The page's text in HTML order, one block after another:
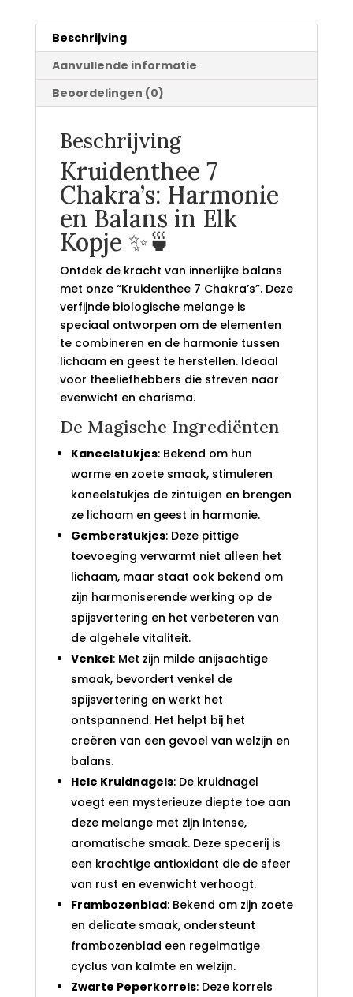
Beschrijving
Aanvullende informatie
Beoordelingen (0)
Beschrijving
Kruidenthee 7
Chakra’s: Harmonie
en Balans in Elk
Kopje ✨🍵
Ontdek de kracht van innerlijke balans
met onze “Kruidenthee 7 Chakra’s”. Deze
verfijnde biologische melange is
speciaal ontworpen om de elementen
te combineren en de harmonie tussen
lichaam en geest te herstellen. Ideaal
voor theeliefhebbers die streven naar
evenwicht en charisma.
De Magische Ingrediënten
Kaneelstukjes: Bekend om hun
warme en zoete smaak, stimuleren
kaneelstukjes de zintuigen en brengen
ze lichaam en geest in harmonie.
Gemberstukjes: Deze pittige
toevoeging verwarmt niet alleen het
lichaam, maar staat ook bekend om
zijn harmoniserende werking op de
spijsvertering en het verbeteren van
de algehele vitaliteit.
Venkel: Met zijn milde anijsachtige
smaak, bevordert venkel de
spijsvertering en werkt het
ontspannend. Het helpt bij het
creëren van een gevoel van welzijn en
balans.
Hele Kruidnagels: De kruidnagel
voegt een mysterieuze diepte toe aan
deze melange met zijn intense,
aromatische smaak. Deze specerij is
een krachtige antioxidant die de sfeer
van rust en evenwicht verhoogt.
Frambozenblad: Bekend om zijn zoete
en delicate smaak, ondersteunt
frambozenblad een regelmatige
cyclus van kalmte en welzijn.
Zwarte Peperkorrels: Deze korrels